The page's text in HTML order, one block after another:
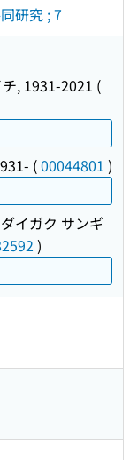
研究 ; 7
, 1931-2021 (
(00044801 )
イガク サンギ
)